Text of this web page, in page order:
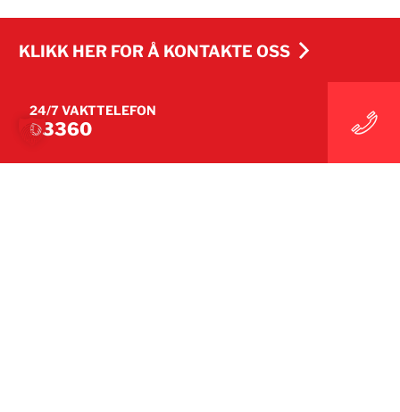
KLIKK HER FOR Å KONTAKTE OSS
KLIKK HER FOR Å KONTAKTE OSS
WE MAKE IT UNDONE
24/7 VAKTTELEFON
03360